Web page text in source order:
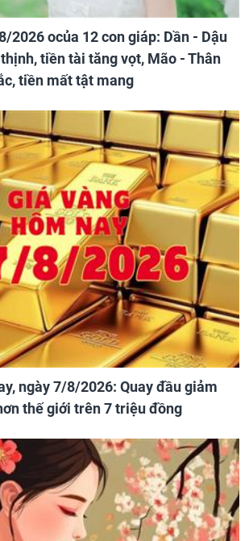
2026 ocủa 12 con giáp: Dần - Dậu
tiền tài tăng vọt, Mão - Thân
tiền mất tật mang
ngày 7/8/2026: Quay đầu giảm
thế giới trên 7 triệu đồng